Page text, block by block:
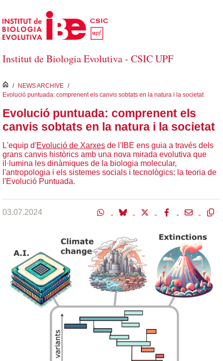
Salta al contingut principal
Institut de Biologia Evolutiva - CSIC UPF
inici
/ NEWS ARCHIVE /
Evolució puntuada: comprenent els canvis sobtats en la natura i la societat
Evolució puntuada: comprenent els
canvis sobtats en la natura i la societat
L'equip d'Evolució de Xarxes de l'IBE ens guia a través dels
grans canvis històrics amb una nova mirada evolutiva que
il·lumina les dinàmiques de la biologia molecular,
l'antropologia i els sistemes socials i tecnològics: la teoria de
l'Evolució Puntuada.
03.07.2024